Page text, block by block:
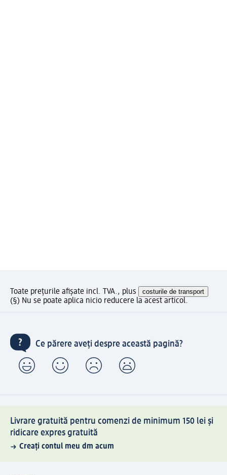
Toate prețurile afișate incl. TVA., plus costurile de transport
(§) Nu se poate aplica nicio reducere la acest articol.
Ce părere aveți despre această pagină?
Livrare gratuită pentru comenzi de minimum 150 lei și
ridicare expres gratuită
Creați contul meu dm acum